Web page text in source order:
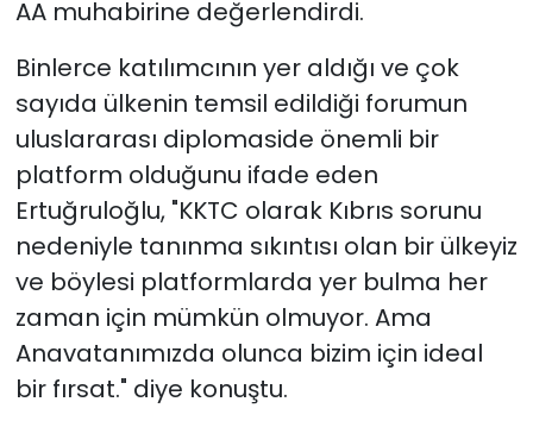
AA muhabirine değerlendirdi.
Binlerce katılımcının yer aldığı ve çok
sayıda ülkenin temsil edildiği forumun
uluslararası diplomaside önemli bir
platform olduğunu ifade eden
Ertuğruloğlu, "KKTC olarak Kıbrıs sorunu
nedeniyle tanınma sıkıntısı olan bir ülkeyiz
ve böylesi platformlarda yer bulma her
zaman için mümkün olmuyor. Ama
Anavatanımızda olunca bizim için ideal
bir fırsat." diye konuştu.
Yazarlar